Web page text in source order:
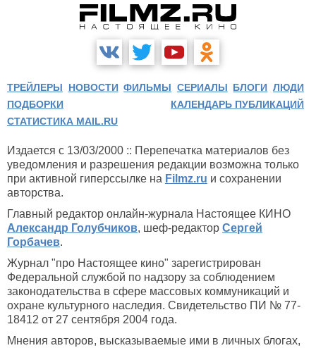
ТРЕЙЛЕРЫ НОВОСТИ ФИЛЬМЫ СЕРИАЛЫ БЛОГИ ЛЮДИ
ПОДБОРКИ
КАЛЕНДАРЬ ПУБЛИКАЦИЙ
СТАТИСТИКА MAIL.RU
Издается с 13/03/2000 :: Перепечатка материалов без
уведомления и разрешения редакции возможна только
при активной гиперссылке на Filmz.ru и сохранении
авторства.
Главный редактор онлайн-журнала Настоящее КИНО
Александр Голубчиков, шеф-редактор Сергей
Горбачев.
Журнал "про Настоящее кино" зарегистрирован
Федеральной службой по надзору за соблюдением
законодательства в сфере массовых коммуникаций и
охране культурного наследия. Свидетельство ПИ № 77-
18412 от 27 сентября 2004 года.
Мнения авторов, высказываемые ими в личных блогах,